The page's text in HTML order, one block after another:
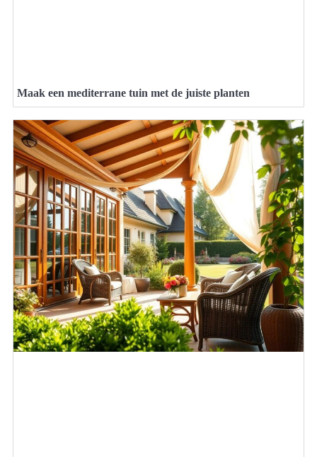
Maak een mediterrane tuin met de juiste planten